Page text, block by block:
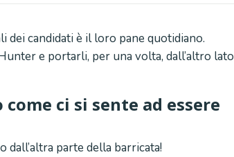
dei candidati è il loro pane quotidiano.
e portarli, per una volta, dall’altro lato
ci si sente ad essere
parte della barricata!